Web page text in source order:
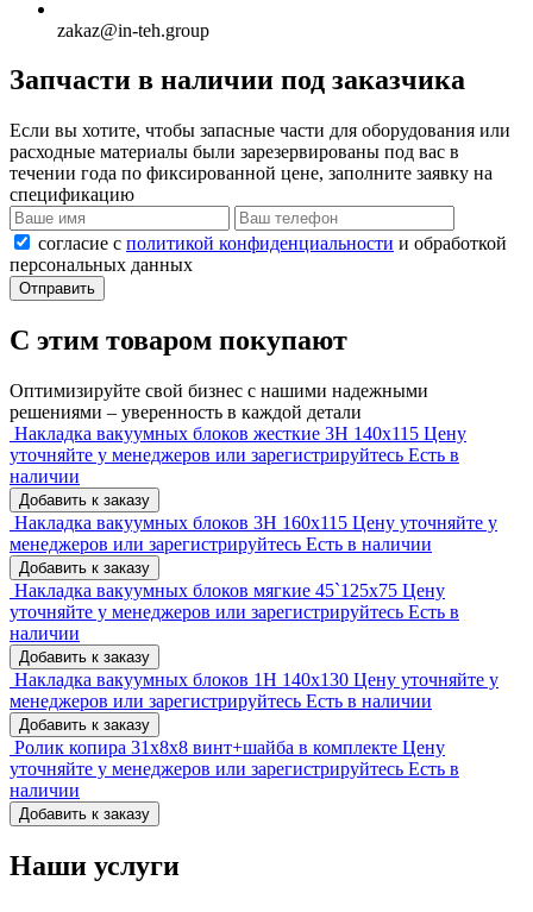
zakaz@in-teh.group
Запчасти в наличии под заказчика
Если вы хотите, чтобы запасные части для оборудования или
расходные материалы были зарезервированы под вас в
течении года по фиксированной цене, заполните заявку на
спецификацию
согласие с политикой конфиденциальности и обработкой
персональных данных
Отправить
С этим товаром покупают
Оптимизируйте свой бизнес с нашими надежными
решениями – уверенность в каждой детали
Накладка вакуумных блоков жесткие 3H 140x115 Цену
уточняйте у менеджеров или зарегистрируйтесь Есть в
наличии
Добавить к заказу
Накладка вакуумных блоков 3H 160x115 Цену уточняйте у
менеджеров или зарегистрируйтесь Есть в наличии
Добавить к заказу
Накладка вакуумных блоков мягкие 45`125x75 Цену
уточняйте у менеджеров или зарегистрируйтесь Есть в
наличии
Добавить к заказу
Накладка вакуумных блоков 1H 140x130 Цену уточняйте у
менеджеров или зарегистрируйтесь Есть в наличии
Добавить к заказу
Ролик копира 31x8x8 винт+шайба в комплекте Цену
уточняйте у менеджеров или зарегистрируйтесь Есть в
наличии
Добавить к заказу
Наши услуги